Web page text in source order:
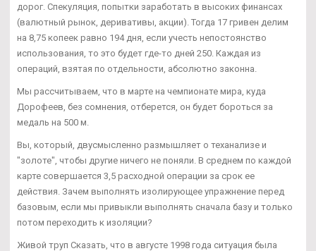
дорог. Спекуляция, попытки заработать в высоких финансах
(валютный рынок, деривативы, акции). Тогда 17 гривен делим
на 8,75 копеек равно 194 дня, если учесть непостоянство
использования, то это будет где-то дней 250. Каждая из
операций, взятая по отдельности, абсолютно законна.
Мы рассчитываем, что в марте на чемпионате мира, куда
Дорофеев, без сомнения, отберется, он будет бороться за
медаль на 500 м.
Вы, который, двусмысленно размышляет о теханализе и
"золоте", чтобы другие ничего не поняли. В среднем по каждой
карте совершается 3,5 расходной операции за срок ее
действия. Зачем выполнять изолирующее упражнение перед
базовым, если мы привыкли выполнять сначала базу и только
потом переходить к изоляции?
Живой труп Сказать, что в августе 1998 года ситуация была